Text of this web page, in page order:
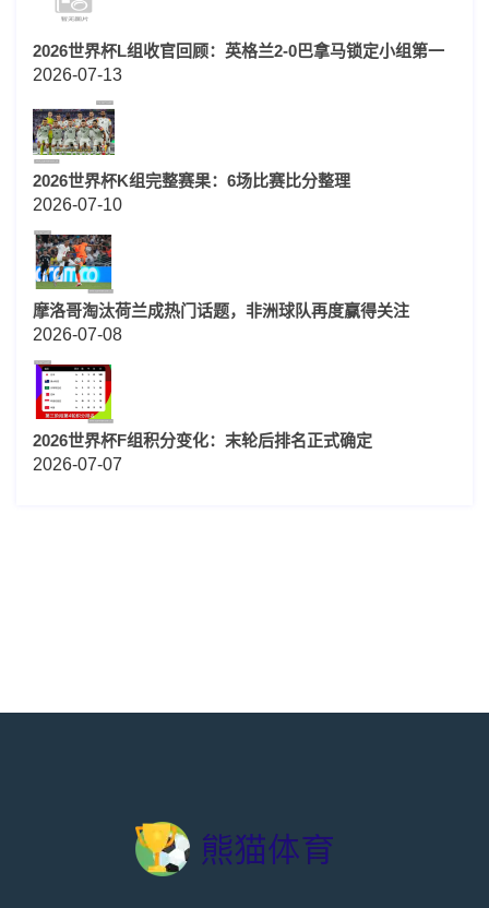
2026世界杯L组收官回顾：英格兰2-0巴拿马锁定小组第一
2026-07-13
2026世界杯K组完整赛果：6场比赛比分整理
2026-07-10
摩洛哥淘汰荷兰成热门话题，非洲球队再度赢得关注
2026-07-08
2026世界杯F组积分变化：末轮后排名正式确定
2026-07-07